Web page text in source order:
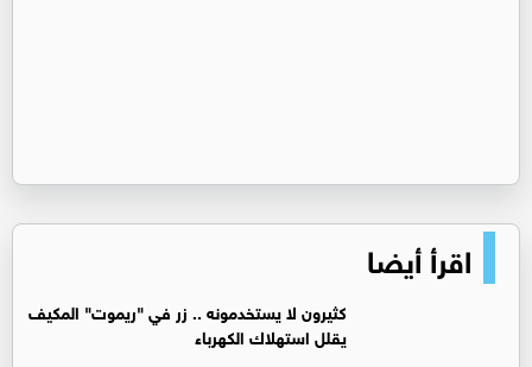
اقرأ أيضا
كثيرون لا يستخدمونه .. زر في "ريموت" المكيف
يقلل استهلاك الكهرباء